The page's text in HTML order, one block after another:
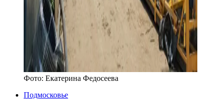
Фото: Екатерина Федосеева
Подмосковье